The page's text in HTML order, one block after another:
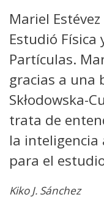
Mariel
Estudió Física
Partículas.
gracias a una
Skłodowska-
trata de
la
para el
Kiko J. Sánchez